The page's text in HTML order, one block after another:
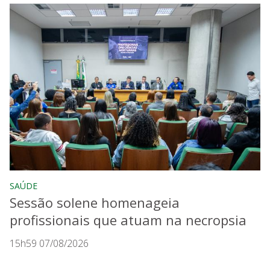
SAÚDE
Sessão solene homenageia
profissionais que atuam na necropsia
15h59 07/08/2026